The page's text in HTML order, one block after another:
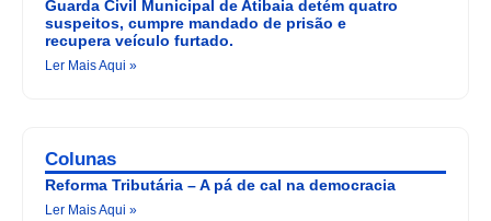
Guarda Civil Municipal de Atibaia detém quatro
suspeitos, cumpre mandado de prisão e
recupera veículo furtado.
Ler Mais Aqui »
Colunas
Reforma Tributária – A pá de cal na democracia
Ler Mais Aqui »